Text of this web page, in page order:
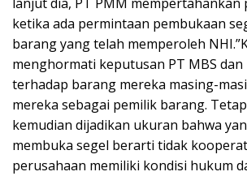
ketika ada permintaan pembukaan
barang yang telah memperoleh
menghormati keputusan PT MBS dan
terhadap barang mereka masing-
mereka sebagai pemilik barang.
kemudian dijadikan ukuran bahwa
membuka segel berarti tidak
perusahaan memiliki kondisi hukum